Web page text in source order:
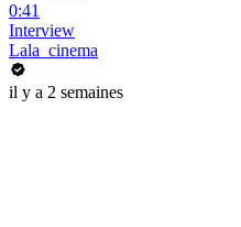
0:41
Interview
Lala_cinema
il y a 2 semaines